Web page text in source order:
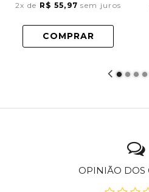
2x de R$ 55,97 sem juros
COMPRAR
OPINIÃO DOS